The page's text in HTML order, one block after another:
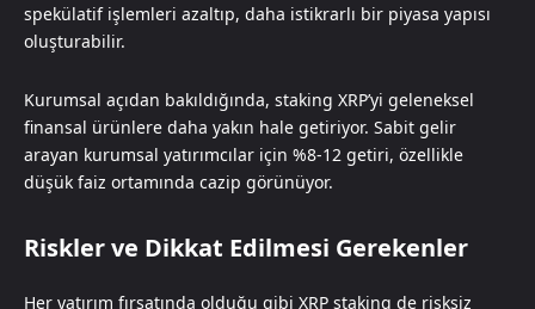
spekülatif işlemleri azaltıp, daha istikrarlı bir piyasa yapısı
oluşturabilir.
Kurumsal açıdan bakıldığında, staking XRP’yi geleneksel
finansal ürünlere daha yakın hale getiriyor. Sabit gelir
arayan kurumsal yatırımcılar için %8-12 getiri, özellikle
düşük faiz ortamında cazip görünüyor.
Riskler ve Dikkat Edilmesi Gerekenler
Her yatırım fırsatında olduğu gibi XRP staking de risksiz